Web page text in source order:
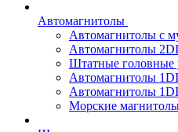
Автомагнитолы
Автомагнитолы с
Автомагнитолы
Штатные головные
Автомагнитолы
Автомагнитолы
Морские